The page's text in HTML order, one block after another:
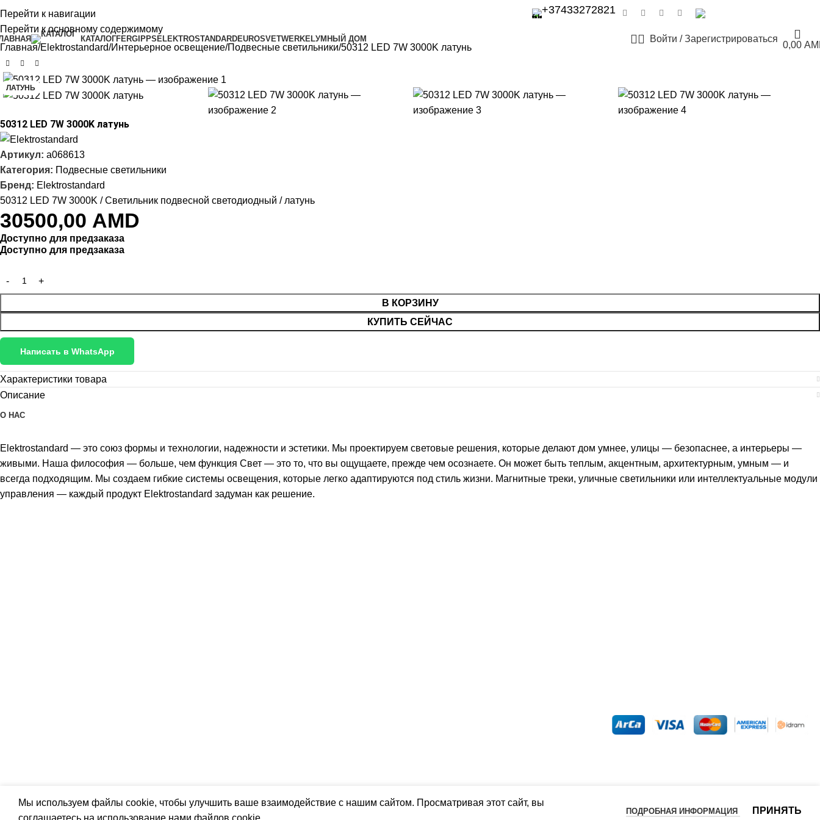
Перейти к навигации
Перейти к основному содержимому
КОНТАКТЫПРАВИЛА +37433272821
КАТАЛОГFERGIPPS ELEKTROSTANDARDEUROSVETWERKELУМНЫЙ ДОМ Войти / Зарегистрироваться
0,00
Главная Elektrostandard Интерьерное освещение Подвесные светильники 50312 LED 7W 3000K латунь
ЛАТУНЬ
50312 LED 7W 3000K латунь
Артикул: a068613
Категория: Подвесные светильники
Бренд: Elektrostandard
50312 LED 7W 3000K / Светильник подвесной светодиодный / латунь
30500,00 AMD
Доступно для предзаказа
Доступно для предзаказа
В КОРЗИНУ
КУПИТЬ СЕЙЧАС
Написать в WhatsApp
Характеристики товара
Описание
О НАС
Elektrostandard — это союз формы и технологии, надежности и эстетики. Мы проектируем световые решения, которые делают дом умнее, улицы — безопаснее, а интерьеры —
живыми. Наша философия — больше, чем функция Свет — это то, что вы ощущаете, прежде чем осознаете. Он может быть теплым, акцентным, архитектурным, умным — и
всегда подходящим. Мы создаем гибкие системы освещения, которые легко адаптируются под стиль жизни. Магнитные треки, уличные светильники или интеллектуальные модули
управления — каждый продукт Elektrostandard задуман как решение.
Мы используем файлы cookie, чтобы улучшить ваше взаимодействие с нашим сайтом. Просматривая этот сайт, вы
соглашаетесь на использование нами файлов cookie.
ПОДРОБНАЯ ИНФОРМАЦИЯ ПРИНЯТЬ